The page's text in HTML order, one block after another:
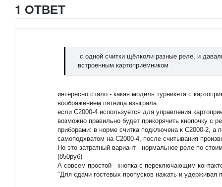
1 ОТВЕТ
с одной считки щёлколи разные реле, и
встроенным картоприёмником
интересно стало - какая модель турникета с
воображением пятница взыграла.
если С2000-4 используется для управления
возможно правильно будет прикорячить кнопочку с
приборами: в норме считка подключена к С2000-2, а
самоподхватом на С2000-4, после считывания
Но это затратный вариант - нормальное реле по
(850руб)
А совсем простой - кнопка с переключающим
"Для сдачи гостевых пропусков нажать и удерживая